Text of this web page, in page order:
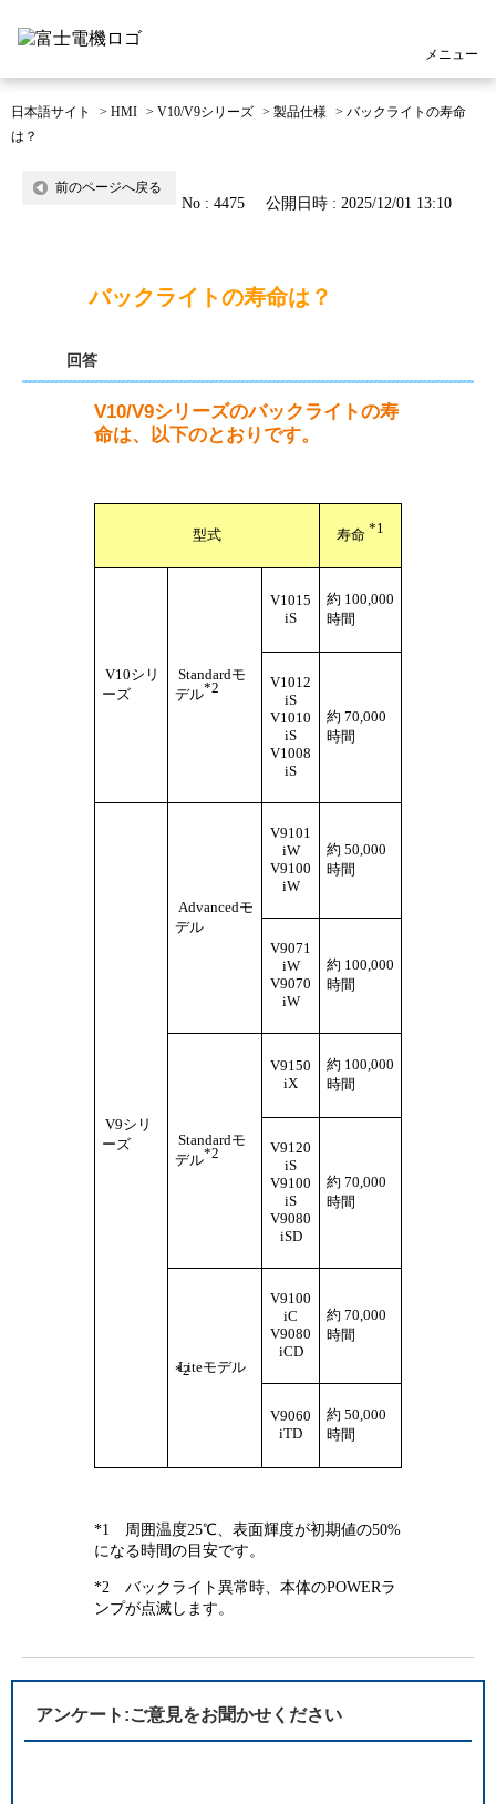
メニュー
日本語サイト > HMI > V10/V9シリーズ > 製品仕様 > バックライトの寿命
は？
前のページへ戻る
No : 4475 公開日時 : 2025/12/01 13:10
バックライトの寿命は？
回答
V10/V9シリーズのバックライトの寿
命は、以下のとおりです。
型式 寿命 *1
V10シリ
ーズ
Standardモ
デル*2
V1015
iS
約 100,000
時間
V1012
iS
V1010
iS
V1008
iS
約 70,000
時間
V9シリ
ーズ
Advancedモ
デル
V9101
iW
V9100
iW
約 50,000
時間
V9071
iW
V9070
iW
約 100,000
時間
Standardモ
デル*2
V9150
iX
約 100,000
時間
V9120
iS
V9100
iS
V9080
iSD
約 70,000
時間
Liteモデル
*2
V9100
iC
V9080
iCD
約 70,000
時間
V9060
iTD
約 50,000
時間
*1 周囲温度25℃、表面輝度が初期値の50%
になる時間の目安です。
*2 バックライト異常時、本体のPOWERラ
ンプが点滅します。
アンケート:ご意見をお聞かせください